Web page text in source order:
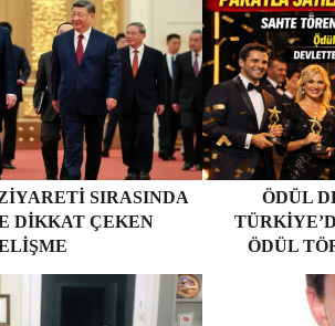
SIRASINDA
DIKKAT ÇEKEN
ÖDÜL
ÖDÜL